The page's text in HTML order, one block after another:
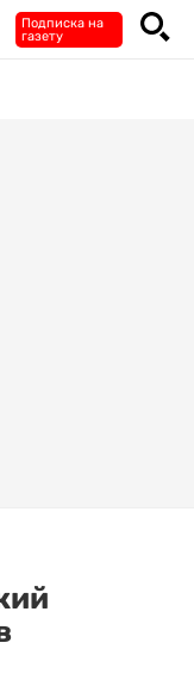
Подписка на
газету